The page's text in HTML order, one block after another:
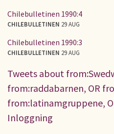
Chilebulletinen 1990:4
CHILEBULLETINEN 29 AUG
Chilebulletinen 1990:3
CHILEBULLETINEN 29 AUG
Tweets about
from:raddabarnen, OR
from:latinamgruppene,
Inloggning